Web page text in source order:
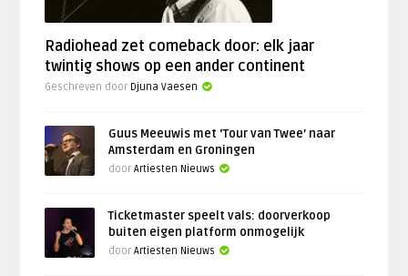
Radiohead zet comeback door: elk jaar
twintig shows op een ander continent
Geschreven door Djuna Vaesen
Guus Meeuwis met ‘Tour van Twee’ naar
Amsterdam en Groningen
doorArtiesten Nieuws
Ticketmaster speelt vals: doorverkoop
buiten eigen platform onmogelijk
doorArtiesten Nieuws